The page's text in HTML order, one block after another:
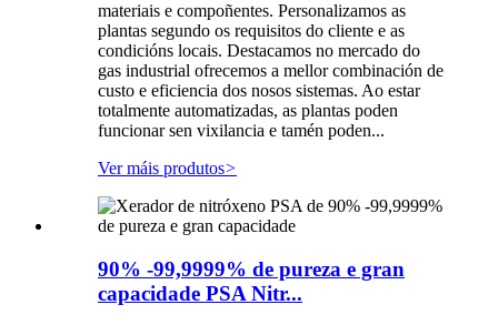
materiais e compoñentes. Personalizamos as
plantas segundo os requisitos do cliente e as
condicións locais. Destacamos no mercado do
gas industrial ofrecemos a mellor combinación de
custo e eficiencia dos nosos sistemas. Ao estar
totalmente automatizadas, as plantas poden
funcionar sen vixilancia e tamén poden...
Ver máis produtos>
90% -99,9999% de pureza e gran
capacidade PSA Nitr...